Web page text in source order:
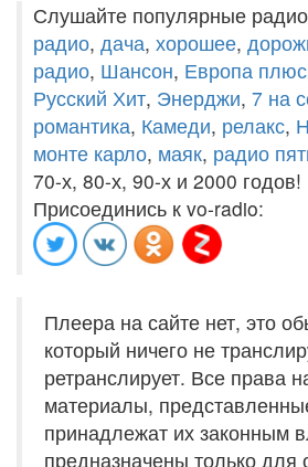
Слушайте популярные
радио, дача, хорошее,
радио, Шансон, Европа плюс
Русский Хит, Энерджи, 7 на
романтика, Камеди, релакс,
монте карло, маяк, радио
70-х, 80-х, 90-х и 2000 годов!
Присоединись к vo-radio:
Плеера на сайте нет, это
который ничего не
ретранслирует. Все права
материалы,
принадлежат их законным
предназначены только для